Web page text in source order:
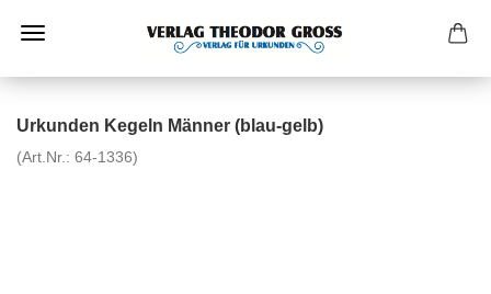
Urkunden Kegeln Männer (blau-gelb)
(Art.Nr.: 64-1336)